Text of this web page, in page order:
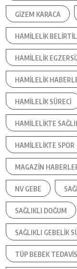
GIZEM KARACA
HAMILELIK
HAMILELIK
HAMILELIK
HAMILELIK SÜRECI
HAMILELIKTE
HAMILELIKTE SPOR
MAGAZIN
NV GEBE
SAĞLIKLI DOĞUM
SAĞLIKLI GEBELIK
TÜP BEBEK